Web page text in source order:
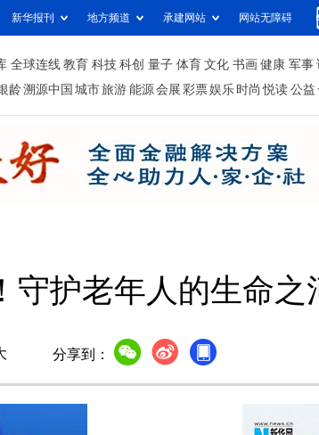
新华报刊 地方频道 承建网站 网站无障碍
全球连线 教育 科技 科创 量子 体育 文化 书画 健康 军事
龄溯源中国 城市旅游 能源 会展 彩票娱乐 时尚 悦读 公益
守护老年人的生命之
分享到：